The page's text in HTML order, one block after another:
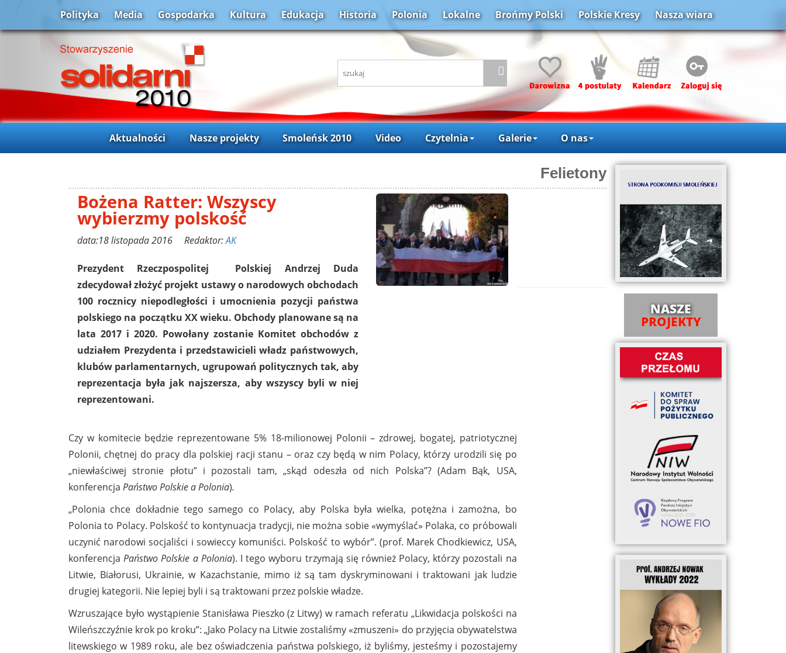
Polityka Media Gospodarka Kultura Edukacja Historia Polonia Lokalne Brońmy Polski Polskie Kresy Nasza wiara
Aktualności Nasze projekty Smoleńsk 2010 Video Czytelnia Galerie O nas
Felietony
Bożena Ratter: Wszyscy
wybierzmy polskość
data:18 listopada 2016 Redaktor:AK
Prezydent Rzeczpospolitej Polskiej Andrzej Duda
zdecydował złożyć projekt ustawy o narodowych obchodach
100 rocznicy niepodległości i umocnienia pozycji państwa
polskiego na początku XX wieku. Obchody planowane są na
lata 2017 i 2020. Powołany zostanie Komitet obchodów z
udziałem Prezydenta i przedstawicieli władz państwowych,
klubów parlamentarnych, ugrupowań politycznych tak, aby
reprezentacja była jak najszersza, aby wszyscy byli w niej
reprezentowani.
Czy w komitecie będzie reprezentowane 5% 18-milionowej Polonii – zdrowej, bogatej, patriotycznej
Polonii, chętnej do pracy dla polskiej racji stanu – oraz czy będą w nim Polacy, którzy urodzili się po
„niewłaściwej stronie płotu” i pozostali tam, „skąd odeszła od nich Polska”? (Adam Bąk, USA,
konferencja Państwo Polskie a Polonia).
„Polonia chce dokładnie tego samego co Polacy, aby Polska była wielka, potężna i zamożna, bo
Polonia to Polacy. Polskość to kontynuacja tradycji, nie można sobie «wymyślać» Polaka, co próbowali
uczynić narodowi socjaliści i sowieccy komuniści. Polskość to wybór”. (prof. Marek Chodkiewicz, USA,
konferencja Państwo Polskie a Polonia). I tego wyboru trzymają się również Polacy, którzy pozostali na
Litwie, Białorusi, Ukrainie, w Kazachstanie, mimo iż są tam dyskryminowani i traktowani jak ludzie
drugiej kategorii. Nie lepiej byli i są traktowani przez polskie władze.
Wzruszające było wystąpienie Stanisława Pieszko (z Litwy) w ramach referatu „Likwidacja polskości na
Wileńszczyźnie krok po kroku”: „Jako Polacy na Litwie zostaliśmy «zmuszeni» do przyjęcia obywatelstwa
litewskiego w 1989 roku, ale bez oświadczenia państwa polskiego, iż byliśmy, jesteśmy i pozostajemy
NASZE
PROJEKTY